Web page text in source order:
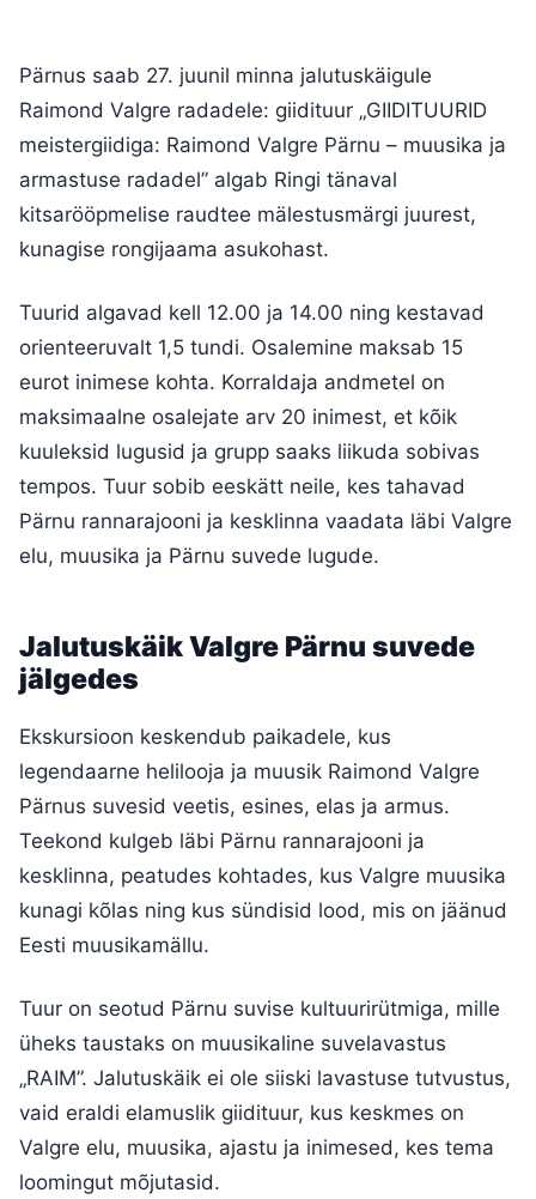
Pärnus saab 27. juunil minna jalutuskäigule
Raimond Valgre radadele: giidituur „GIIDITUURID
meistergiidiga: Raimond Valgre Pärnu – muusika ja
armastuse radadel” algab Ringi tänaval
kitsarööpmelise raudtee mälestusmärgi juurest,
kunagise rongijaama asukohast.
Tuurid algavad kell 12.00 ja 14.00 ning kestavad
orienteeruvalt 1,5 tundi. Osalemine maksab 15
eurot inimese kohta. Korraldaja andmetel on
maksimaalne osalejate arv 20 inimest, et kõik
kuuleksid lugusid ja grupp saaks liikuda sobivas
tempos. Tuur sobib eeskätt neile, kes tahavad
Pärnu rannarajooni ja kesklinna vaadata läbi Valgre
elu, muusika ja Pärnu suvede lugude.
Jalutuskäik Valgre Pärnu suvede
jälgedes
Ekskursioon keskendub paikadele, kus
legendaarne helilooja ja muusik Raimond Valgre
Pärnus suvesid veetis, esines, elas ja armus.
Teekond kulgeb läbi Pärnu rannarajooni ja
kesklinna, peatudes kohtades, kus Valgre muusika
kunagi kõlas ning kus sündisid lood, mis on jäänud
Eesti muusikamällu.
Tuur on seotud Pärnu suvise kultuurirütmiga, mille
üheks taustaks on muusikaline suvelavastus
„RAIM”. Jalutuskäik ei ole siiski lavastuse tutvustus,
vaid eraldi elamuslik giidituur, kus keskmes on
Valgre elu, muusika, ajastu ja inimesed, kes tema
loomingut mõjutasid.